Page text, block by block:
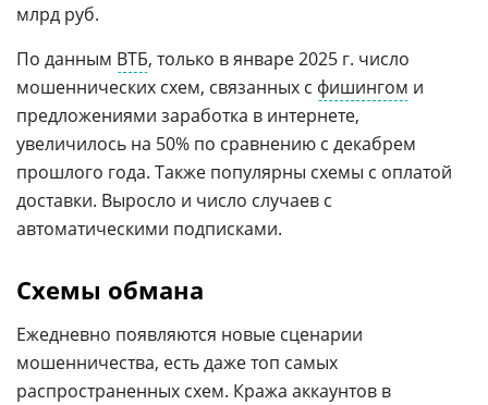
млрд руб.
По данным ВТБ, только в январе 2025 г. число
мошеннических схем, связанных с фишингом и
предложениями заработка в интернете,
увеличилось на 50% по сравнению с декабрем
прошлого года. Также популярны схемы с оплатой
доставки. Выросло и число случаев с
автоматическими подписками.
Схемы обмана
Ежедневно появляются новые сценарии
мошенничества, есть даже топ самых
распространенных схем. Кража аккаунтов в